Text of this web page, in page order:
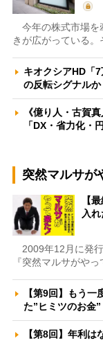
今年の株式市場を
きが広がっている
キオクシアHD「
の反転シグナル
《億り人・古賀
「DX・省力化・
突然マルサが
【
入
2009年12月に発
『突然マルサがや
【第9回】もう
た”ヒミツのお金
【第8回】年利